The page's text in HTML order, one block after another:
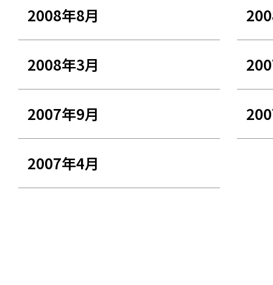
2008年8月
2008年3月
2007年9月
2007年4月